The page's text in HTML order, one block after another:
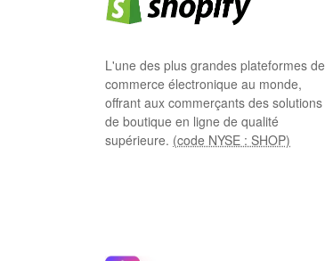
L'une des plus grandes plateformes de
commerce électronique au monde,
offrant aux commerçants des solutions
de boutique en ligne de qualité
supérieure. (code NYSE : SHOP)